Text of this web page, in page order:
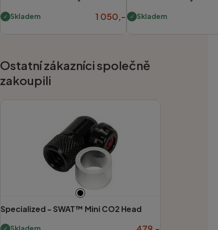
Skladem 1 050,- Skladem
Ostatní zákazníci společně
zakoupili
Specialized - SWAT™ Mini CO2 Head
Skladem